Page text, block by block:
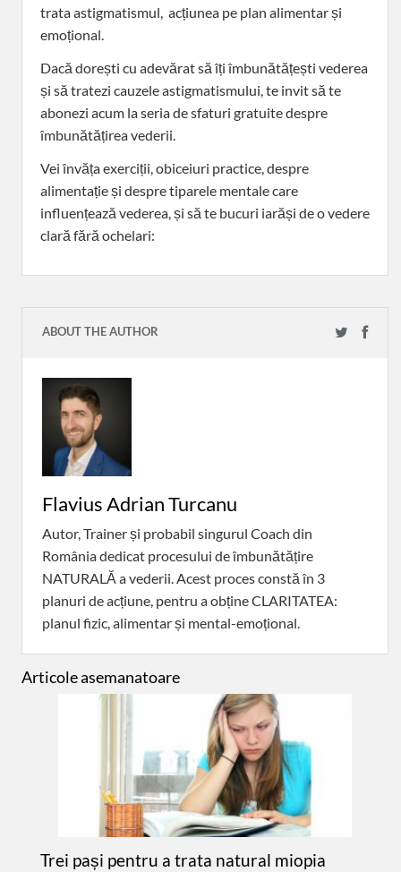
trata astigmatismul, acțiunea pe plan alimentar și
emoțional.
Dacă dorești cu adevărat să îți îmbunătățești vederea
și să tratezi cauzele astigmatismului, te invit să te
abonezi acum la seria de sfaturi gratuite despre
îmbunătățirea vederii.
Vei învăța exerciții, obiceiuri practice, despre
alimentație și despre tiparele mentale care
influențează vederea, și să te bucuri iarăși de o vedere
clară fără ochelari:
ABOUT THE AUTHOR
Flavius Adrian Turcanu
Autor, Trainer și probabil singurul Coach din
România dedicat procesului de îmbunătățire
NATURALĂ a vederii. Acest proces constă în 3
planuri de acțiune, pentru a obține CLARITATEA:
planul fizic, alimentar și mental-emoțional.
Articole asemanatoare
Trei pași pentru a trata natural miopia